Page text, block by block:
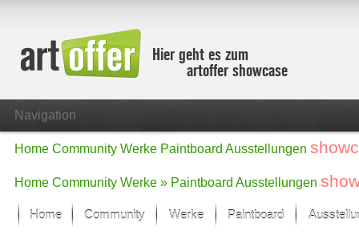
Hier geht es zum
artoffer showcase
Navigation
Home Community Werke Paintboard Ausstellungen
Home Community Werke » Paintboard Ausstellungen
Home Community Werke Paintboard